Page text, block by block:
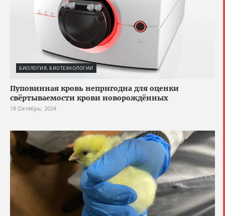
БИОЛОГИЯ, БИОТЕХНОЛОГИИ
Пуповинная кровь непригодна для оценки
свёртываемости крови новорождённых
18 Октябрь, 2024